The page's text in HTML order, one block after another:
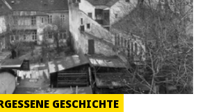
GESCHICHTE